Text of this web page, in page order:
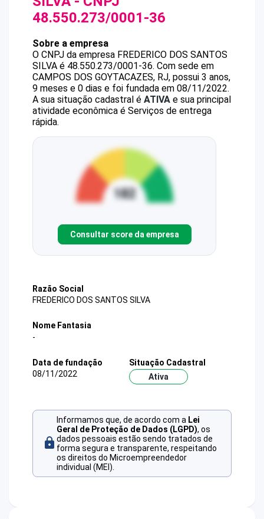
48.550.273/0001-36
Sobre a empresa
O CNPJ da empresa FREDERICO DOS SANTOS
SILVA é 48.550.273/0001-36. Com sede em
CAMPOS DOS GOYTACAZES, RJ, possui 3 anos,
9 meses e 0 dias e foi fundada em 08/11/2022.
A sua situação cadastral é ATIVA e sua principal
atividade econômica é Serviços de entrega
rápida.
Consultar score da empresa
Razão Social
FREDERICO DOS SANTOS SILVA
Nome Fantasia
-
Data de fundação
08/11/2022
Situação Cadastral
Ativa
Informamos que, de acordo com a Lei
Geral de Proteção de Dados (LGPD), os
dados pessoais estão sendo tratados de
forma segura e transparente, respeitando
os direitos do Microempreendedor
individual (MEI).